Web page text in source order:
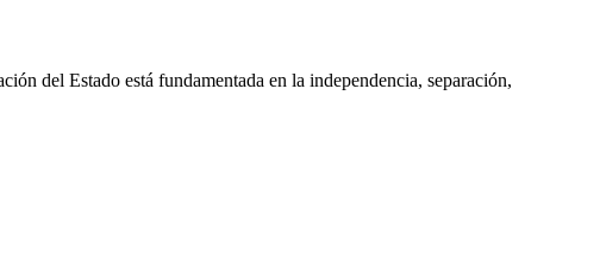
del Estado está fundamentada en la independencia, separación,